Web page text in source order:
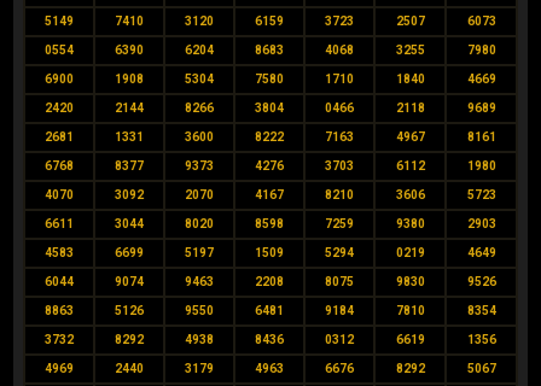
5149 7410 3120 6159 3723 2507 6073
0554 6390 6204 8683 4068 3255 7980
6900 1908 5304 7580 1710 1840 4669
2420 2144 8266 3804 0466 2118 9689
2681 1331 3600 8222 7163 4967 8161
6768 8377 9373 4276 3703 6112 1980
4070 3092 2070 4167 8210 3606 5723
6611 3044 8020 8598 7259 9380 2903
4583 6699 5197 1509 5294 0219 4649
6044 9074 9463 2208 8075 9830 9526
8863 5126 9550 6481 9184 7810 8354
3732 8292 4938 8436 0312 6619 1356
4969 2440 3179 4963 6676 8292 5067